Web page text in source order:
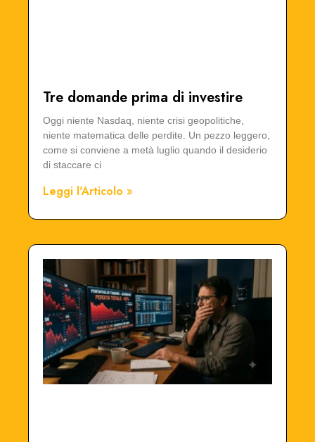
Tre domande prima di investire
Oggi niente Nasdaq, niente crisi geopolitiche,
niente matematica delle perdite. Un pezzo leggero,
come si conviene a metà luglio quando il desiderio
di staccare ci
Leggi l'Articolo »